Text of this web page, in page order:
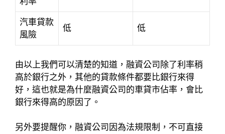
汽車貸款
風險
低 低
由以上我們可以清楚的知道，融資公司除了利率稍
高於銀行之外，其他的貸款條件都要比銀行來得
好，這也就是為什麼融資公司的車貸市佔率，會比
銀行來得高的原因了。
另外要提醒你，融資公司因為法規限制，不可直接